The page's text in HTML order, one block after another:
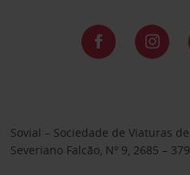
Sovial – Sociedade de Viaturas
Severiano Falcão, Nº 9, 2685 –